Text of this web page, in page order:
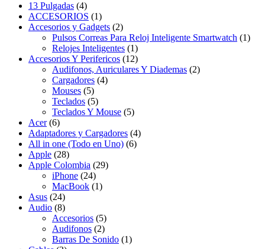
13 Pulgadas (4)
ACCESORIOS (1)
Accesorios y Gadgets (2)
Pulsos Correas Para Reloj Inteligente Smartwatch (1)
Relojes Inteligentes (1)
Accesorios Y Perifericos (12)
Audifonos, Auriculares Y Diademas (2)
Cargadores (4)
Mouses (5)
Teclados (5)
Teclados Y Mouse (5)
Acer (6)
Adaptadores y Cargadores (4)
All in one (Todo en Uno) (6)
Apple (28)
Apple Colombia (29)
iPhone (24)
MacBook (1)
Asus (24)
Audio (8)
Accesorios (5)
Audifonos (2)
Barras De Sonido (1)